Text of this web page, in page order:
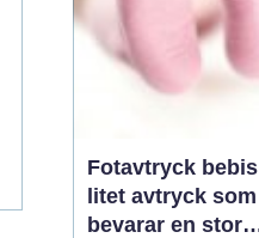
återkommand...
Fotavtryck bebis ett
litet avtryck som
bevarar en stor